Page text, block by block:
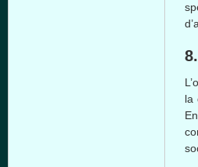
la
En